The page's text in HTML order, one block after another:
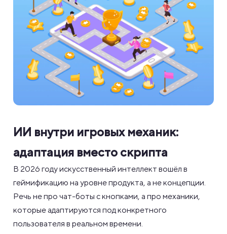
ИИ внутри игровых механик:
адаптация вместо скрипта
В 2026 году искусственный интеллект вошёл в
геймификацию на уровне продукта, а не концепции.
Речь не про чат-боты с кнопками, а про механики,
которые адаптируются под конкретного
пользователя в реальном времени.